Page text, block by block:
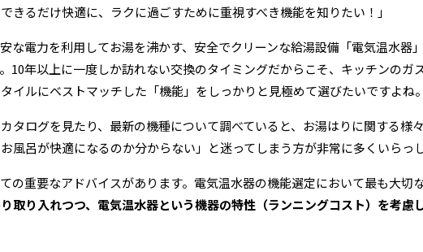
きるだけ快適に、ラクに過ごすために重視すべき機能を知りたい！」
な電力を利用してお湯を沸かす、安全でクリーンな給湯設備「電気温水器
10年以上に一度しか訪れない交換のタイミングだからこそ、キッチンのガ
イルにベストマッチした「機能」をしっかりと見極めて選びたいですよね。
タログを見たり、最新の機種について調べていると、お湯はりに関する様
風呂が快適になるのか分からない」と迷ってしまう方が非常に多くいらっ
の重要なアドバイスがあります。電気温水器の機能選定において最も大切な
取り入れつつ、電気温水器という機器の特性（ランニングコスト）を考慮